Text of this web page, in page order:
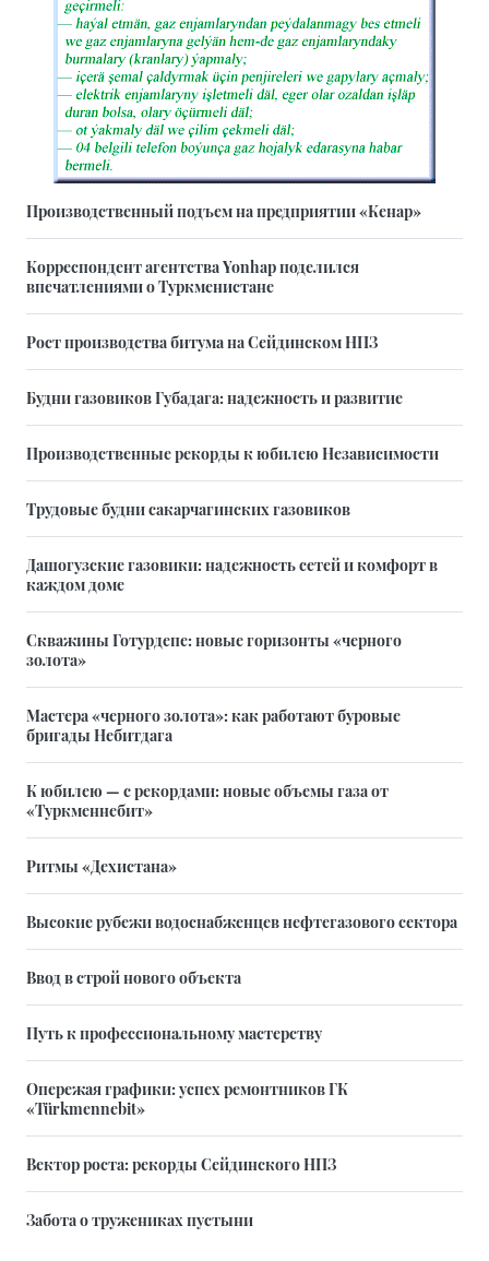
Производственный подъем на предприятии «Кенар»
Корреспондент агентства Yonhap поделился
впечатлениями о Туркменистане
Рост производства битума на Сейдинском НПЗ
Будни газовиков Губадага: надежность и развитие
Производственные рекорды к юбилею Независимости
Трудовые будни сакарчагинских газовиков
Дашогузские газовики: надежность сетей и комфорт в
каждом доме
Скважины Готурдепе: новые горизонты «черного
золота»
Мастера «черного золота»: как работают буровые
бригады Небитдага
К юбилею — с рекордами: новые объемы газа от
«Туркменнебит»
Ритмы «Дехистана»
Высокие рубежи водоснабженцев нефтегазового сектора
Ввод в строй нового объекта
Путь к профессиональному мастерству
Опережая графики: успех ремонтников ГК
«Türkmennebit»
Вектор роста: рекорды Сейдинского НПЗ
Забота о тружениках пустыни